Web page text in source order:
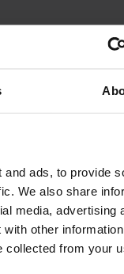
ads, to provide
We also share
media, advertising
other
collected from your